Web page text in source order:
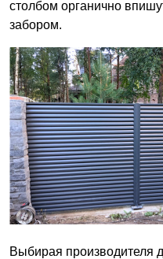
столбом органично
забором.
Выбирая производителя